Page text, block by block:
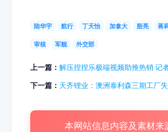
陆华宇 航行 丁天怡 加拿大 殷亮 蒋
审核 军舰 外交部
上一篇： 解压捏捏乐极端视频助推热销 记
下一篇： 天齐锂业：澳洲泰利森三期工厂
本网站信息内容及素材来